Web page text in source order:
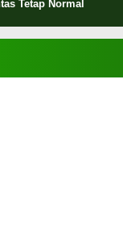
Tetap Normal